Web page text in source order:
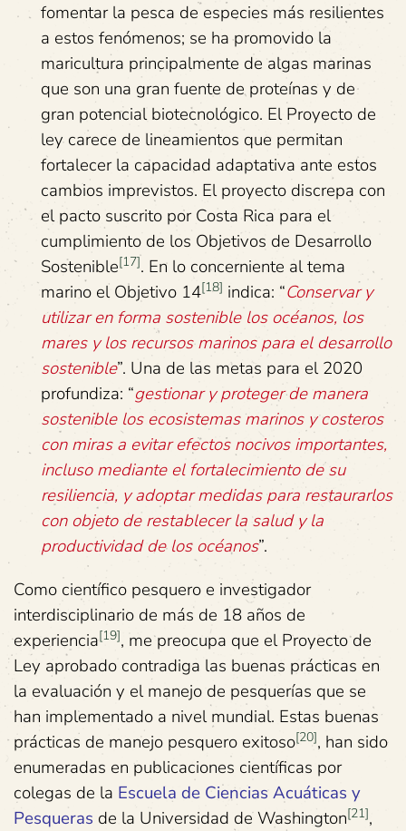
fomentar la pesca de especies más resilientes
a estos fenómenos; se ha promovido la
maricultura principalmente de algas marinas
que son una gran fuente de proteínas y de
gran potencial biotecnológico. El Proyecto de
ley carece de lineamientos que permitan
fortalecer la capacidad adaptativa ante estos
cambios imprevistos. El proyecto discrepa con
el pacto suscrito por Costa Rica para el
cumplimiento de los Objetivos de Desarrollo
Sostenible[17]. En lo concerniente al tema
marino el Objetivo 14[18] indica: “Conservar y
utilizar en forma sostenible los océanos, los
mares y los recursos marinos para el desarrollo
sostenible”. Una de las metas para el 2020
profundiza: “gestionar y proteger de manera
sostenible los ecosistemas marinos y costeros
con miras a evitar efectos nocivos importantes,
incluso mediante el fortalecimiento de su
resiliencia, y adoptar medidas para restaurarlos
con objeto de restablecer la salud y la
productividad de los océanos”.
Como científico pesquero e investigador
interdisciplinario de más de 18 años de
experiencia[19], me preocupa que el Proyecto de
Ley aprobado contradiga las buenas prácticas en
la evaluación y el manejo de pesquerías que se
han implementado a nivel mundial. Estas buenas
prácticas de manejo pesquero exitoso[20], han sido
enumeradas en publicaciones científicas por
colegas de la Escuela de Ciencias Acuáticas y
Pesqueras de la Universidad de Washington[21],